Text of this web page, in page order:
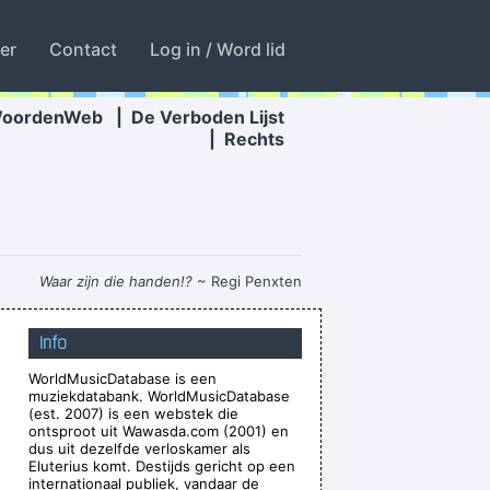
Contact Log in / Word lid
De Verboden Lijst
Rechts
Waar zijn die handen!? ~ Regi Penxten
during a live performance of "Christian"...
- but for us, it´s Friday night
making it otherwise ~ George Michael
best band in the world~ Noel Gallagher
people who can't read~ Liam Gallagher
about - working-class life and culture
Info
WorldMusicDatabase is een
muziekdatabank. WorldMusicDatabase
(est. 2007) is een webstek die
ontsproot uit Wawasda.com (2001) en
dus uit dezelfde verloskamer als
Eluterius komt. Destijds gericht op een
internationaal publiek, vandaar de